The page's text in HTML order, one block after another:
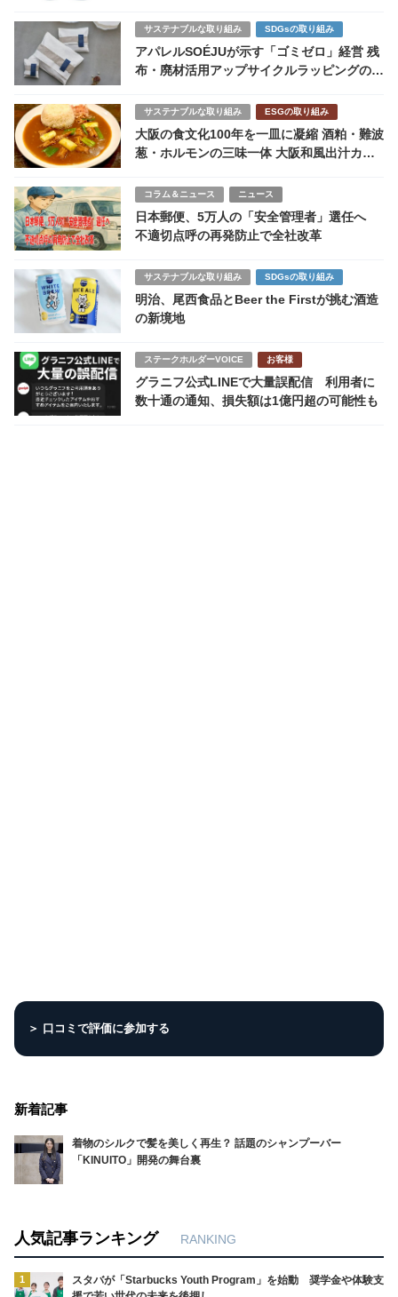
サステナブルな取り組み SDGsの取り組み
アパレルSOÉJUが示す「ゴミゼロ」経営 残
布・廃材活用アップサイクルラッピングの経
サステナブルな取り組み ESGの取り組み
大阪の食文化100年を一皿に凝縮 酒粕・難波
葱・ホルモンの三味一体 大阪和風出汁カレ
コラム＆ニュース ニュース
日本郵便、5万人の「安全管理者」選任へ
不適切点呼の再発防止で全社改革
サステナブルな取り組み SDGsの取り組み
明治、尾西食品とBeer the Firstが挑む酒造
の新境地
ステークホルダーVOICE お客様
グラニフ公式LINEで大量誤配信 利用者に
数十通の通知、損失額は1億円超の可能性も
＞ 口コミで評価に参加する
新着記事
着物のシルクで髪を美しく再生？ 話題のシャンプーバー
「KINUITO」開発の舞台裏
人気記事ランキング RANKING
1
スタバが「Starbucks Youth Program」を始動 奨学金や体験支